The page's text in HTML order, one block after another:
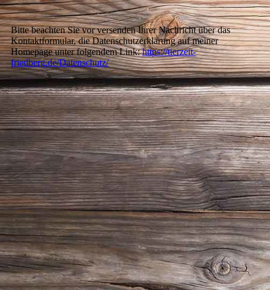
Bitte beachten Sie vor versenden Ihrer Nachricht über das
Kontaktformular, die Datenschutzerklärung auf meiner
Homepage unter folgendem Link:https://tierzeit-
friedberg.de/Datenschutz/